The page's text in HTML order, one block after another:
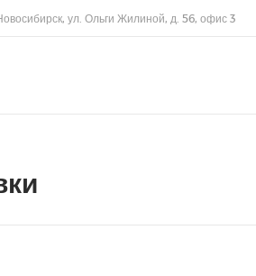
ул. Ольги Жилиной, д. 56, офис 3